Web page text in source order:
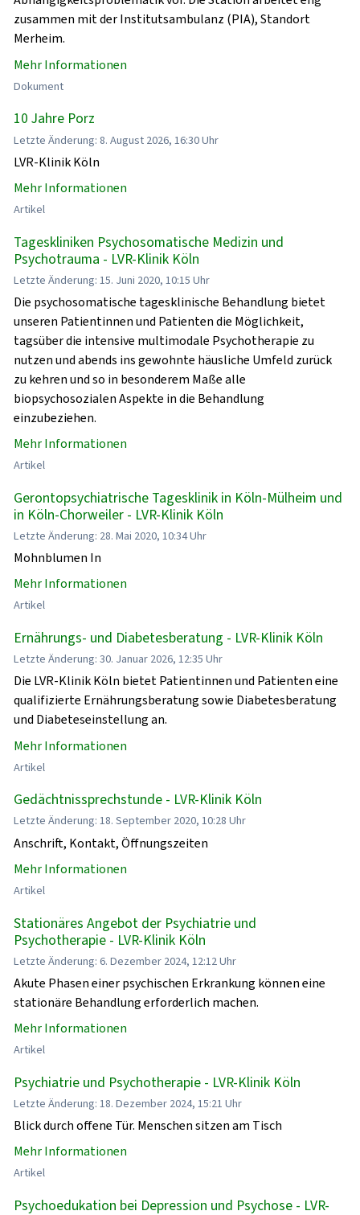
zusammen mit der Institutsambulanz (PIA), Standort
Merheim.
Mehr Informationen
Dokument
10 Jahre Porz
Letzte Änderung: 8. August 2026, 16:30 Uhr
LVR-Klinik Köln
Mehr Informationen
Artikel
Tageskliniken Psychosomatische Medizin und
Psychotrauma - LVR-Klinik Köln
Letzte Änderung: 15. Juni 2020, 10:15 Uhr
Die psychosomatische tagesklinische Behandlung bietet
unseren Patientinnen und Patienten die Möglichkeit,
tagsüber die intensive multimodale Psychotherapie zu
nutzen und abends ins gewohnte häusliche Umfeld zurück
zu kehren und so in besonderem Maße alle
biopsychosozialen Aspekte in die Behandlung
einzubeziehen.
Mehr Informationen
Artikel
Gerontopsychiatrische Tagesklinik in Köln-Mülheim und
in Köln-Chorweiler - LVR-Klinik Köln
Letzte Änderung: 28. Mai 2020, 10:34 Uhr
Mohnblumen In
Mehr Informationen
Artikel
Ernährungs- und Diabetesberatung - LVR-Klinik Köln
Letzte Änderung: 30. Januar 2026, 12:35 Uhr
Die LVR-Klinik Köln bietet Patientinnen und Patienten eine
qualifizierte Ernährungsberatung sowie Diabetesberatung
und Diabeteseinstellung an.
Mehr Informationen
Artikel
Gedächtnissprechstunde - LVR-Klinik Köln
Letzte Änderung: 18. September 2020, 10:28 Uhr
Anschrift, Kontakt, Öffnungszeiten
Mehr Informationen
Artikel
Stationäres Angebot der Psychiatrie und
Psychotherapie - LVR-Klinik Köln
Letzte Änderung: 6. Dezember 2024, 12:12 Uhr
Akute Phasen einer psychischen Erkrankung können eine
stationäre Behandlung erforderlich machen.
Mehr Informationen
Artikel
Psychiatrie und Psychotherapie - LVR-Klinik Köln
Letzte Änderung: 18. Dezember 2024, 15:21 Uhr
Blick durch offene Tür. Menschen sitzen am Tisch
Mehr Informationen
Artikel
Psychoedukation bei Depression und Psychose - LVR-